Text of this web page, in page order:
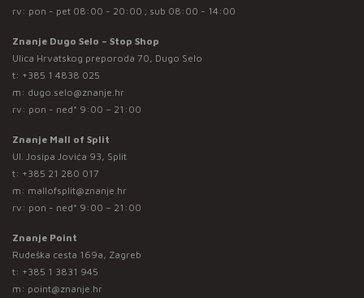
rv: pon - pet 08:00 - 20:00 ; sub 08:00 - 14:00
Znanje Dugo Selo – Stop Shop
Ulica Hrvatskog preporoda 70, Dugo Selo
t: +385 1 4838 025
m: dugo.selo@znanje.hr
rv: pon - ned* 9:00 – 21:00
Znanje Mall of Split
Ul. Josipa Jovića 93, Split
t: +385 21 280 017
m: mallofsplit@znanje.hr
rv: pon - ned* 9:00 – 21:00
Znanje Point
Rudeška cesta 169a, Zagreb
t: +385 1 3831 945
m: point@znanje.hr